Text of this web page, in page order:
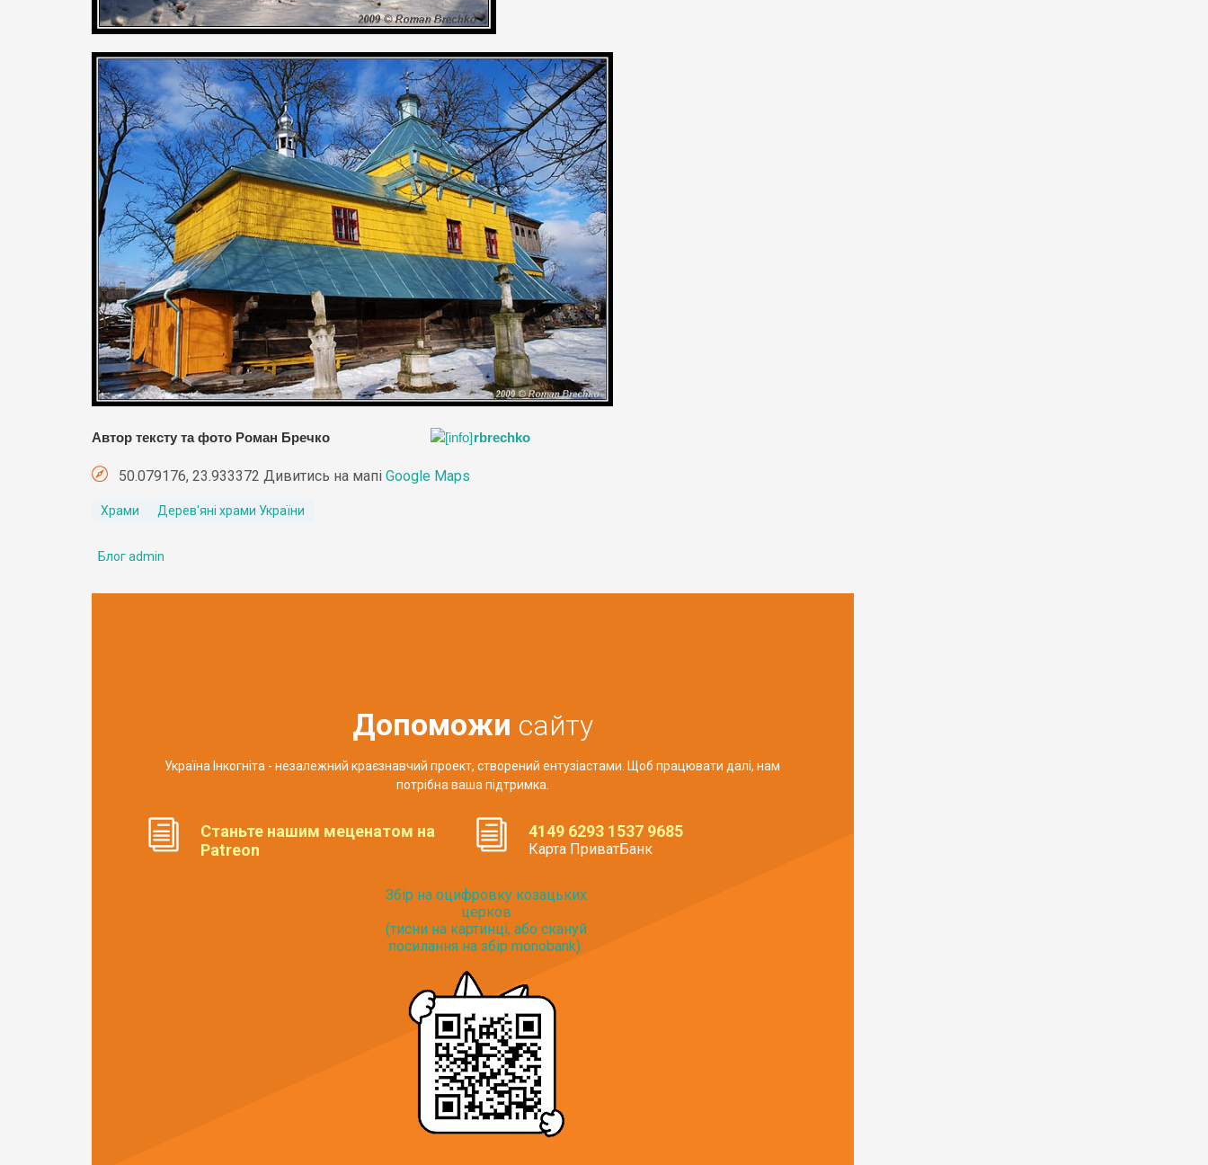
Автор тексту та фото Роман Бречко rbrechko
50.079176, 23.933372 Дивитись на мапі Google Maps
Храми Дерев'яні храми України
Блог admin
Допоможи сайту
Україна Інкогніта - незалежний краєзнавчий проект, створений ентузіастами. Щоб працювати далі, нам
потрібна ваша підтримка.
Станьте нашим меценатом на
Patreon
4149 6293 1537 9685
Карта ПриватБанк
Збір на оцифровку козацьких
церков
(тисни на картинці, або скануй
посилання на збір monobank):